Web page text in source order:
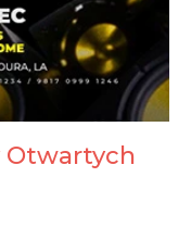
Otwartych